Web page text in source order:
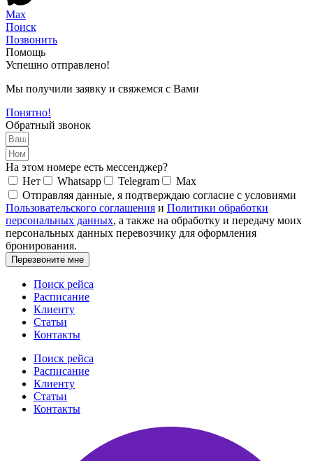
Max
Поиск
Позвонить
Помощь
Успешно отправлено!
Мы получили заявку и свяжемся с Вами
Понятно!
Обратный звонок
На этом номере есть мессенджер?
Нет
Whatsapp Telegram
Max
Отправляя данные, я подтверждаю согласие с условиями
Пользовательского соглашения и Политики обработки
персональных данных, а также на обработку и передачу моих
персональных данных перевозчику для оформления
бронирования.
Перезвоните мне
Поиск рейса
Расписание
Клиенту
Статьи
Контакты
Поиск рейса
Расписание
Клиенту
Статьи
Контакты